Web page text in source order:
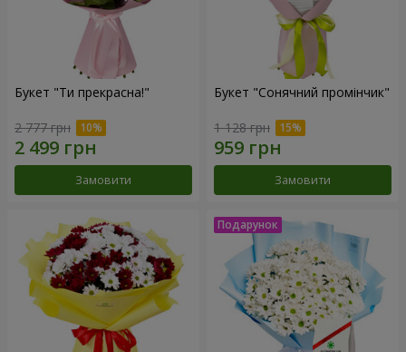
Букет "Ти прекрасна!"
2 777 грн
Замовити
Букет "Сонячний промінчик"
1 128 грн
Замовити